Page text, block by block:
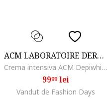
ACM LABORATOIRE DERMATOLOGIQUE
Crema intensiva ACM Depiwhite anti-pete pigmentare, 40 ml
9999lei
Vandut de Fashion Days